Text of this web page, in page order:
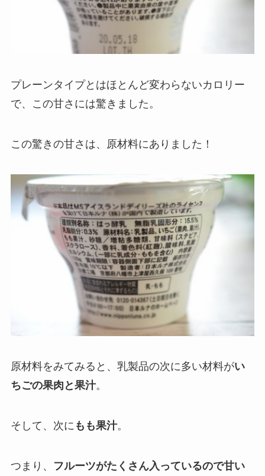
プレーンタイプとはほとんど変わらないカロリー
で、この甘さには驚きました。
この驚きの甘さは、原材料にありました！
原材料をみてみると、乳製品の次に多い材料がい
ちごの果肉と果汁。
そして、次に もも果汁。
つまり、 フルーツがたくさん入っているので甘い